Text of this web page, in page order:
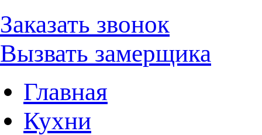
Заказать звонок
Вызвать замерщика
Главная
Кухни